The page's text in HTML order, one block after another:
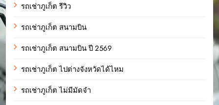
รถเช่าภูเก็ต รีวิว
รถเช่าภูเก็ต สนามบิน
รถเช่าภูเก็ต สนามบิน ปี 2569
รถเช่าภูเก็ต ไปต่างจังหวัดได้ไหม
รถเช่าภูเก็ต ไม่มีมัดจำ